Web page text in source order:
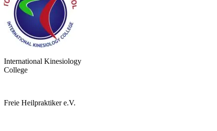
International Kinesiology
College
Freie Heilpraktiker e.V.